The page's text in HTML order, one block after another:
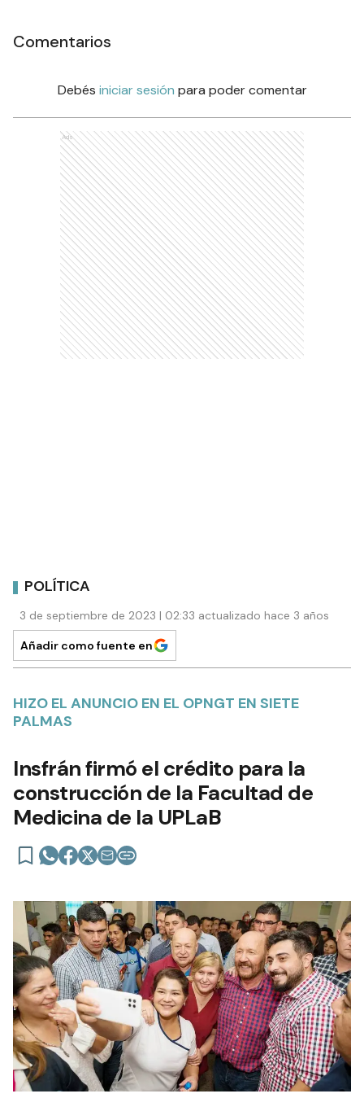
Comentarios
Debés iniciar sesión para poder comentar
Ads
POLÍTICA
3 de septiembre de 2023 | 02:33 actualizado hace 3 años
Añadir como fuente en
HIZO EL ANUNCIO EN EL OPNGT EN SIETE
PALMAS
Insfrán firmó el crédito para la
construcción de la Facultad de
Medicina de la UPLaB